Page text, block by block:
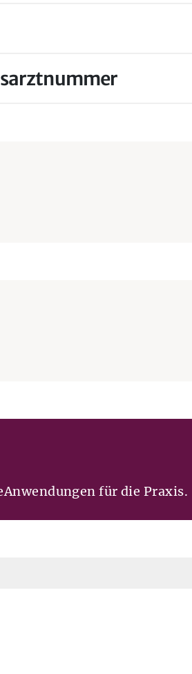
Webseite in einem neuen
für die Praxis.